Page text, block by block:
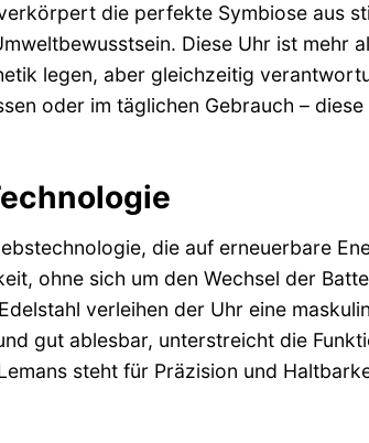
die perfekte Symbiose aus
Diese Uhr ist mehr
legen, aber gleichzeitig
oder im täglichen Gebrauch –
die auf erneuerbare
ohne sich um den Wechsel der
verleihen der Uhr eine
gut ablesbar, unterstreicht die
steht für Präzision und